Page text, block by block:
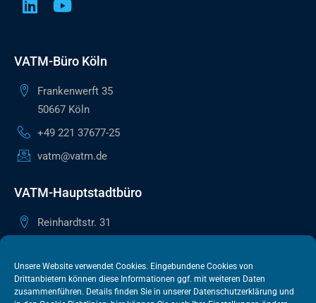
Unsere Website verwendet Cookies. Eingebundene Cookies von
Drittanbietern können diese Informationen ggf. mit weiteren Daten
zusammenführen. Details finden Sie in unserer Datenschutzerklärung und
VATM-Büro Köln
Frankenwerft 35
50667 Köln
+49 221 37677-25
vatm@vatm.de
VATM-Hauptstadtbüro
Reinhardtstr. 31
+49 30 505615-38
berlin@vatm.de